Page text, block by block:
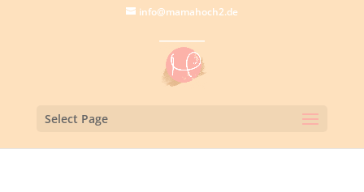
info@mamahoch2.de
Select Page